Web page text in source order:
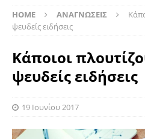
HOME ΑΝΑΓΝΩΣΕΙΣ
ψευδείς ειδήσεις
Κάποιοι
ψευδείς ειδήσεις
19 Ιουνίου 2017